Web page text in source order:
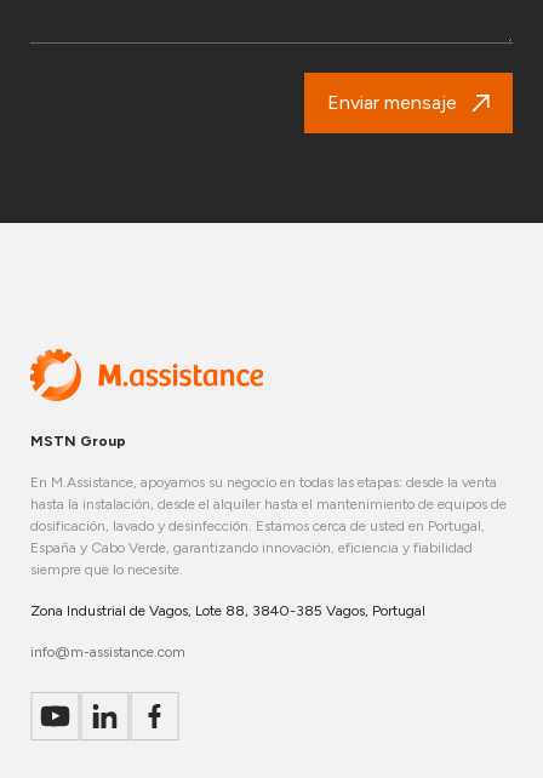
Enviar mensaje
MSTN Group
En M.Assistance, apoyamos su negocio en todas las etapas: desde la venta
hasta la instalación, desde el alquiler hasta el mantenimiento de equipos de
dosificación, lavado y desinfección. Estamos cerca de usted en Portugal,
España y Cabo Verde, garantizando innovación, eficiencia y fiabilidad
siempre que lo necesite.
Zona Industrial de Vagos, Lote 88, 3840-385 Vagos, Portugal
info@m-assistance.com